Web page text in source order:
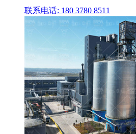
联系电话: 180 3780 8511